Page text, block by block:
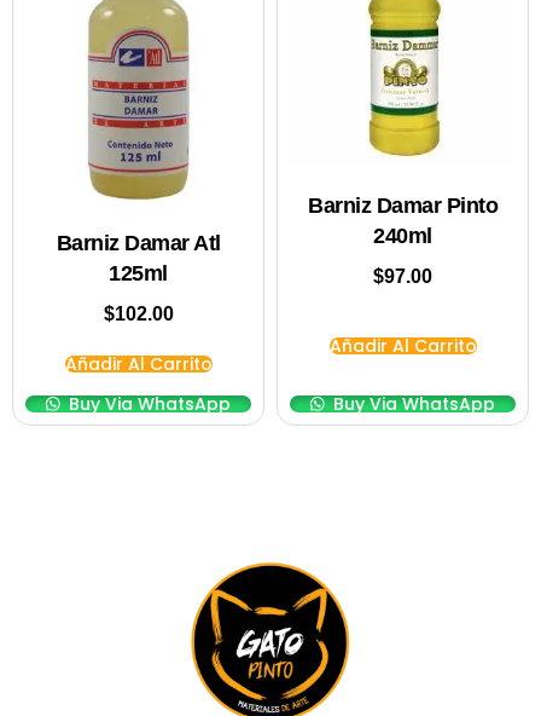
Barniz Damar Atl
125ml
$102.00
Añadir Al Carrito
Buy Via WhatsApp
Barniz Damar Pinto
240ml
$97.00
Añadir Al Carrito
Buy Via WhatsApp